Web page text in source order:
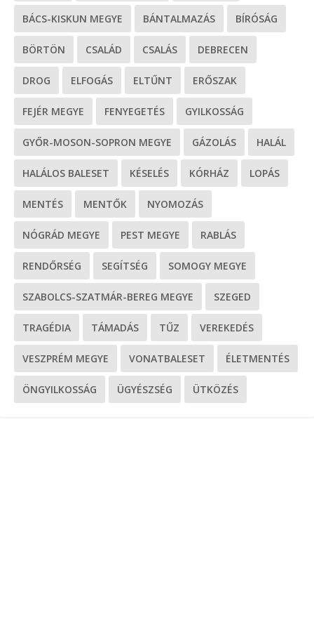
BÁCS-KISKUN MEGYE BÁNTALMAZÁS BÍRÓSÁG
BÖRTÖN CSALÁD CSALÁS DEBRECEN
DROG ELFOGÁS ELTŰNT ERŐSZAK
FEJÉR MEGYE FENYEGETÉS GYILKOSSÁG
GYŐR-MOSON-SOPRON MEGYE GÁZOLÁS HALÁL
HALÁLOS BALESET KÉSELÉS KÓRHÁZ LOPÁS
MENTÉS MENTŐK NYOMOZÁS
NÓGRÁD MEGYE PEST MEGYE RABLÁS
RENDŐRSÉG SEGÍTSÉG SOMOGY MEGYE
SZABOLCS-SZATMÁR-BEREG MEGYE SZEGED
TRAGÉDIA TÁMADÁS TŰZ VEREKEDÉS
VESZPRÉM MEGYE VONATBALESET ÉLETMENTÉS
ÖNGYILKOSSÁG ÜGYÉSZSÉG ÜTKÖZÉS